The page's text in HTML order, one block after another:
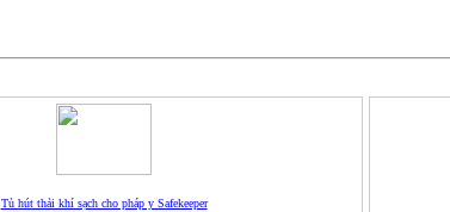
Tủ hút thải khí sạch cho pháp y Safekeeper